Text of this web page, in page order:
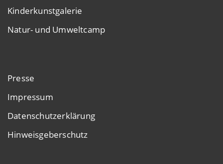
Kinderkunstgalerie
Natur- und Umweltcamp
Presse
Impressum
Datenschutzerklärung
Hinweisgeberschutz